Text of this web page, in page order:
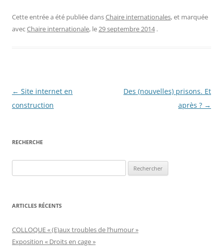
Cette entrée a été publiée dansChaire internationales, et marquée
avecChaire internationale, le29 septembre 2014 .
Navigation
des
← Site internet en
construction
Des (nouvelles) prisons. Et
après ? →
RECHERCHE
ARTICLES RÉCENTS
COLLOQUE « (E)aux troubles de l’humour »
Exposition « Droits en cage »